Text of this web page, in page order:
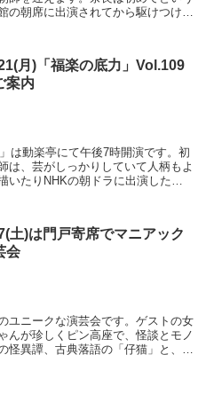
朝席に出演されてから駆けつけて
月)「福楽の底力」Vol.109
案内
は動楽亭にて午後7時開演です。初
は、芸がしっかりしていて人柄もよ
たりNHKの朝ドラに出演したり
土)は門戸寄席でマニアック
会
ユニークな演芸会です。ゲストの女
んが珍しくピン高座で、怪談とモノ
怪異譚、古典落語の「仔猫」と、全